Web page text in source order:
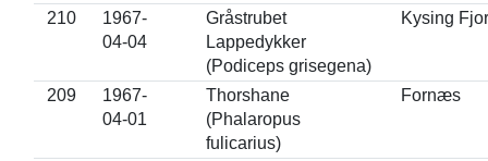
210
1967-
04-04
Gråstrubet
Lappedykker
(Podiceps grisegena)
Kysing
209
1967-
04-01
Thorshane
(Phalaropus
fulicarius)
Fornæs